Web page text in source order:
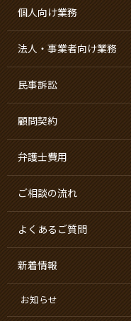
個人向け業務
法人・事業者向け業務
民事訴訟
顧問契約
弁護士費用
ご相談の流れ
よくあるご質問
新着情報
お知らせ